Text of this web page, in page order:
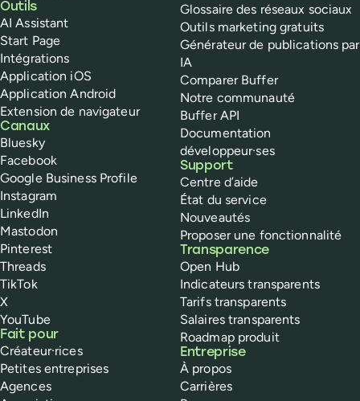
Outils
AI Assistant
Start Page
Intégrations
Application iOS
Application Android
Extension de navigateur
Canaux
Bluesky
Facebook
Google Business Profile
Instagram
LinkedIn
Mastodon
Pinterest
Threads
TikTok
X
YouTube
Fait pour
Créateur·rices
Petites entreprises
Agences
Glossaire des réseaux sociaux
Outils marketing gratuits
Générateur de publications par
IA
Comparer Buffer
Notre communauté
Buffer API
Documentation
développeur·ses
Support
Centre d’aide
État du service
Nouveautés
Proposer une fonctionnalité
Transparence
Open Hub
Indicateurs transparents
Tarifs transparents
Salaires transparents
Roadmap produit
Entreprise
À propos
Carrières